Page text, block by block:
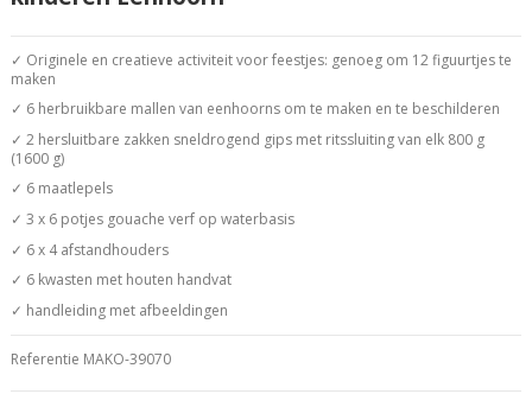
✓ Originele en creatieve activiteit voor feestjes: genoeg om 12 figuurtjes te
maken
✓ 6 herbruikbare mallen van eenhoorns om te maken en te beschilderen
✓ 2 hersluitbare zakken sneldrogend gips met ritssluiting van elk 800 g
(1600 g)
✓ 6 maatlepels
✓ 3 x 6 potjes gouache verf op waterbasis
✓ 6 x 4 afstandhouders
✓ 6 kwasten met houten handvat
✓ handleiding met afbeeldingen
Referentie MAKO-39070